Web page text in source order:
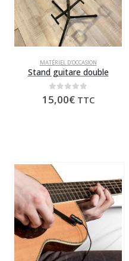
MATÉRIEL D'OCCASION
Stand guitare double
0 sur 5
15,00€ TTC